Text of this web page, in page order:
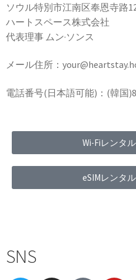
ソウル特別市江南区奉恩寺路
ハートスペース株式会社
代表理事 ムン·ソンス
メール住所：
電話番号(日本語可能)：(韓国
Wi-Fiレンタ
eSIMレンタ
SNS